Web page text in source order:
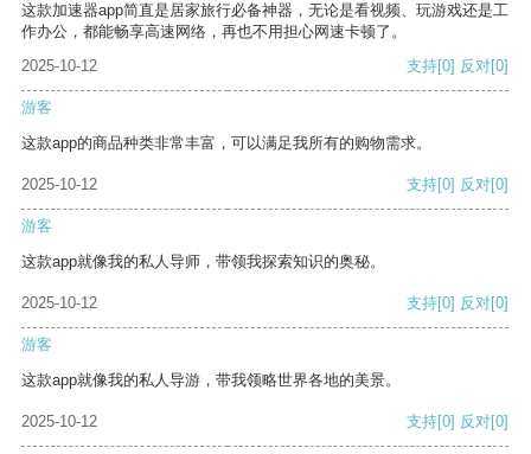
这款加速器app简直是居家旅行必备神器，无论是看视频、玩游戏还是工
作办公，都能畅享高速网络，再也不用担心网速卡顿了。
2025-10-12
支持[0] 反对[0]
游客
这款app的商品种类非常丰富，可以满足我所有的购物需求。
2025-10-12 支持[0] 反对[0]
游客
这款app就像我的私人导师，带领我探索知识的奥秘。
2025-10-12 支持[0] 反对[0]
游客
这款app就像我的私人导游，带我领略世界各地的美景。
2025-10-12 支持[0] 反对[0]